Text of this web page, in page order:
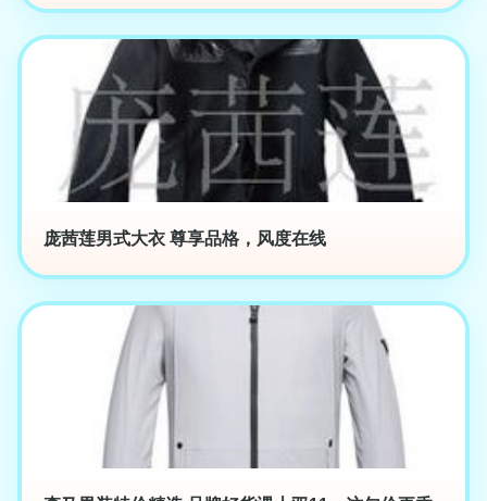
庞茜莲男式大衣 尊享品格，风度在线